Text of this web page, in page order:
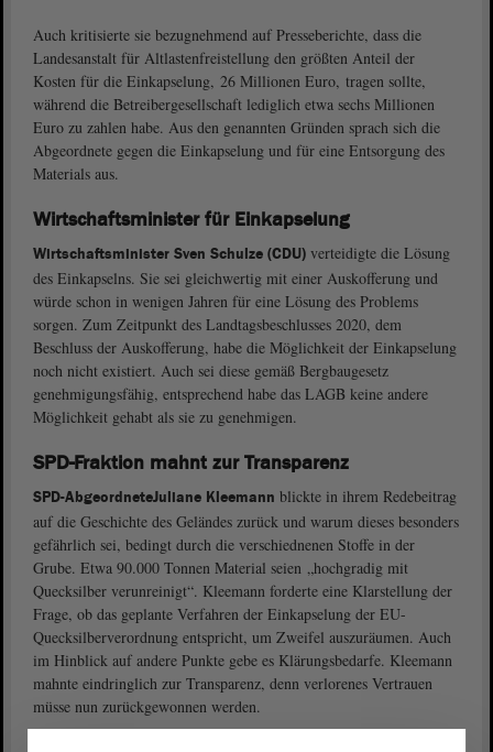
Auch kritisierte sie bezugnehmend auf Presseberichte, dass die
Landesanstalt für Altlastenfreistellung den größten Anteil der
Kosten für die Einkapselung, 26 Millionen Euro, tragen sollte,
während die Betreibergesellschaft lediglich etwa sechs Millionen
Euro zu zahlen habe. Aus den genannten Gründen sprach sich die
Abgeordnete gegen die Einkapselung und für eine Entsorgung des
Materials aus.
Wirtschaftsminister für Einkapselung
Wirtschaftsminister Sven Schulze (CDU) verteidigte die Lösung
des Einkapselns. Sie sei gleichwertig mit einer Auskofferung und
würde schon in wenigen Jahren für eine Lösung des Problems
sorgen. Zum Zeitpunkt des Landtagsbeschlusses 2020, dem
Beschluss der Auskofferung, habe die Möglichkeit der Einkapselung
noch nicht existiert. Auch sei diese gemäß Bergbaugesetz
genehmigungsfähig, entsprechend habe das LAGB keine andere
Möglichkeit gehabt als sie zu genehmigen.
SPD-Fraktion mahnt zur Transparenz
SPD-AbgeordneteJuliane Kleemann blickte in ihrem Redebeitrag
auf die Geschichte des Geländes zurück und warum dieses besonders
gefährlich sei, bedingt durch die verschiednenen Stoffe in der
Grube. Etwa 90.000 Tonnen Material seien „hochgradig mit
Quecksilber verunreinigt“. Kleemann forderte eine Klarstellung der
Frage, ob das geplante Verfahren der Einkapselung der EU-
Quecksilberverordnung entspricht, um Zweifel auszuräumen. Auch
im Hinblick auf andere Punkte gebe es Klärungsbedarfe. Kleemann
mahnte eindringlich zur Transparenz, denn verlorenes Vertrauen
müsse nun zurückgewonnen werden.